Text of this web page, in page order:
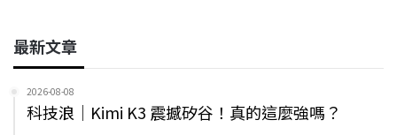
最新文章
2026-08-08
科技浪｜Kimi K3 震撼矽谷！真的這麼強嗎？